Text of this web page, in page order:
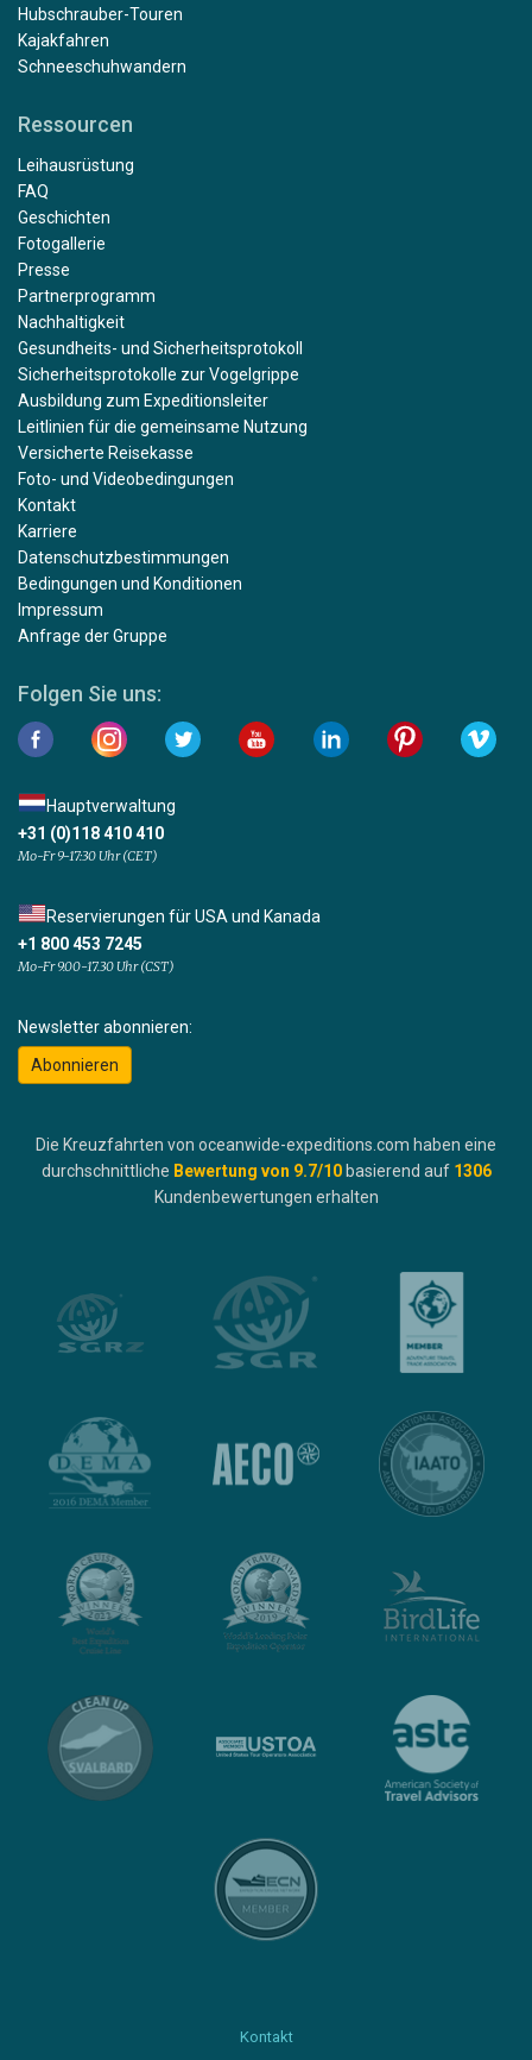
Hubschrauber-Touren
Kajakfahren
Schneeschuhwandern
Ressourcen
Leihausrüstung
FAQ
Geschichten
Fotogallerie
Presse
Partnerprogramm
Nachhaltigkeit
Gesundheits- und Sicherheitsprotokoll
Sicherheitsprotokolle zur Vogelgrippe
Ausbildung zum Expeditionsleiter
Leitlinien für die gemeinsame Nutzung
Versicherte Reisekasse
Foto- und Videobedingungen
Kontakt
Karriere
Datenschutzbestimmungen
Bedingungen und Konditionen
Impressum
Anfrage der Gruppe
Folgen Sie uns:
Hauptverwaltung
+31 (0)118 410 410
Mo-Fr 9-17:30 Uhr (CET)
Reservierungen für USA und Kanada
+1 800 453 7245
Mo-Fr 9.00-17.30 Uhr (CST)
Newsletter abonnieren:
Abonnieren
Die Kreuzfahrten von oceanwide-expeditions.com haben eine
durchschnittliche Bewertung von 9.7/10 basierend auf 1306
Kundenbewertungen erhalten
Kontakt